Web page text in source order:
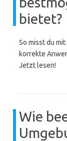
bietet?
So misst du
korrekte
Jetzt lesen!
Wie